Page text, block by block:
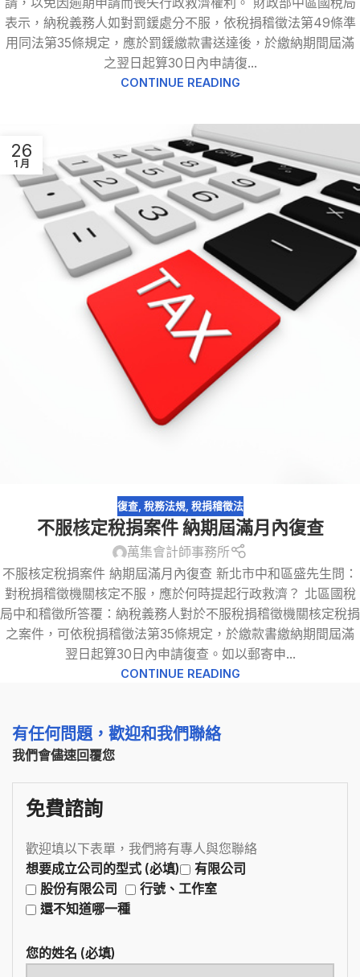
表示，納稅義務人如對罰鍰處分不服，依稅捐稽徵法第49條準
用同法第35條規定，應於罰鍰繳款書送達後，於繳納期間屆滿
之翌日起算30日內申請復...
CONTINUE READING
26
1 月
復查, 稅務法規, 稅捐稽徵法
不服核定稅捐案件 納期屆滿月內復查
萬集會計師事務所
不服核定稅捐案件 納期屆滿月內復查 新北市中和區盛先生問：
對稅捐稽徵機關核定不服，應於何時提起行政救濟？ 北區國稅
局中和稽徵所答覆：納稅義務人對於不服稅捐稽徵機關核定稅捐
之案件，可依稅捐稽徵法第35條規定，於繳款書繳納期間屆滿
翌日起算30日內申請復查。如以郵寄申...
CONTINUE READING
有任何問題，歡迎和我們聯絡
我們會儘速回覆您
免費諮詢
歡迎填以下表單，我們將有專人與您聯絡
想要成立公司的型式 (必填)
有限公司
股份有限公司
行號、工作室
還不知道哪一種
您的姓名 (必填)